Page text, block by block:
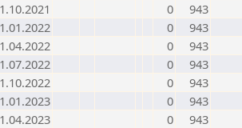
0
943
0
943
0
943
0
943
0
943
0
943
0
943